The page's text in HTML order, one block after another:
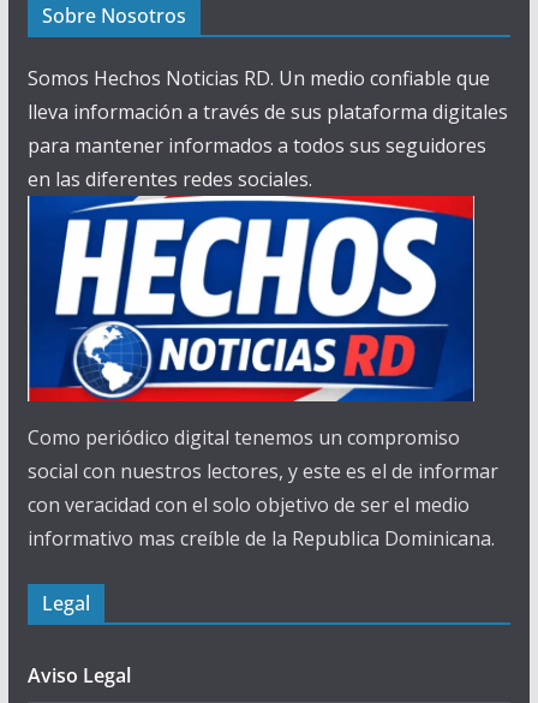
Sobre Nosotros
Somos Hechos Noticias RD. Un medio confiable que
lleva información a través de sus plataforma digitales
para mantener informados a todos sus seguidores
en las diferentes redes sociales.
Como periódico digital tenemos un compromiso
social con nuestros lectores, y este es el de informar
con veracidad con el solo objetivo de ser el medio
informativo mas creíble de la Republica Dominicana.
Legal
Aviso Legal